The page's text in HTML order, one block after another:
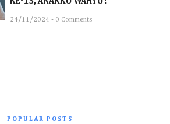
24/11/2024 - 0 Comments
POPULAR POSTS